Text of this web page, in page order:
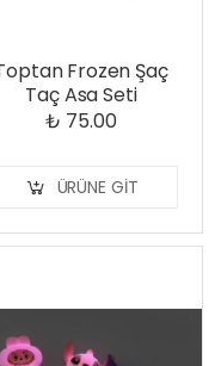
Frozen Şaç
Taç Asa Seti
₺ 75.00
ÜRÜNE GIT